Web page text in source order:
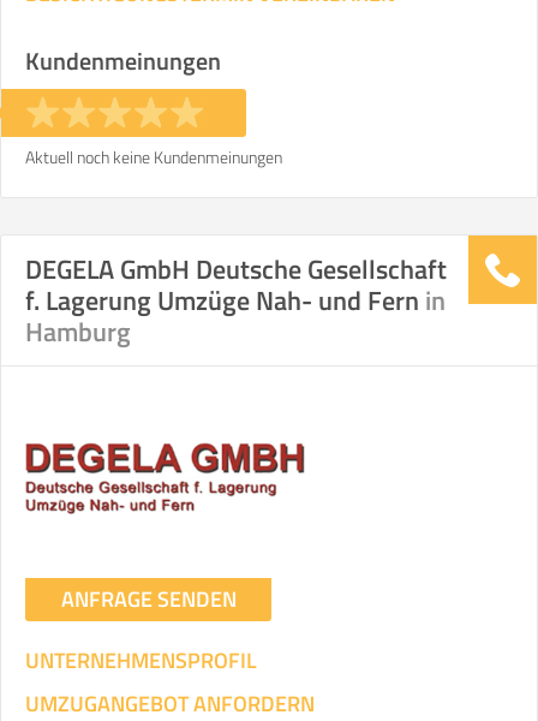
Kundenmeinungen
Aktuell noch keine Kundenmeinungen
DEGELA GmbH Deutsche Gesellschaft
f. Lagerung Umzüge Nah- und Fern in
Hamburg
ANFRAGE SENDEN
UNTERNEHMENSPROFIL
UMZUGANGEBOT ANFORDERN